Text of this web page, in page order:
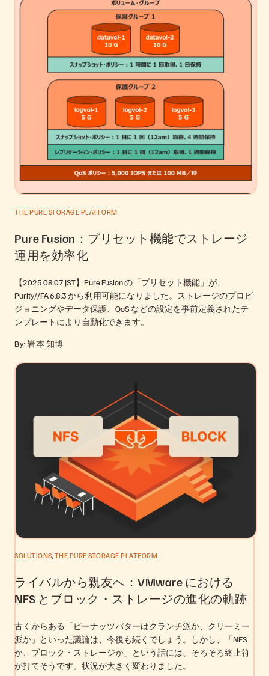
THE PURE STORAGE PLATFORM
Pure Fusion：プリセット機能でストレージ
運用を効率化
【2025.08.07 JST】Pure Fusion の「プリセット機能」が、
Purity//FA 6.8.3 から利用可能になりました。ストレージのプロビ
ジョニングやデータ保護、QoS などの設定を事前定義されたテ
ンプレートにより自動化できます。
By: 岩本 知博
SOLUTIONS,THE PURE STORAGE PLATFORM
ライバルから親友へ：VMware における
NFS とブロック・ストレージの進化の軌跡
古くからある「ピーナッツバターはクランチ派か、クリーミー
派か」といった議論は、今後も続くでしょう。しかし、「NFS
か、ブロック・ストレージか」という話には、そろそろ終止符
が打てそうです。状況が大きく変わりました。